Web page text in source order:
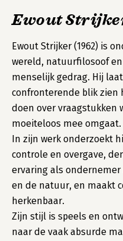
Ewout
Ewout Strijker (1962) is
wereld, natuurfilosoof
menselijk gedrag. Hij
confronterende blik zien
doen over vraagstukken
moeiteloos mee omgaat.
In zijn werk onderzoekt
controle en overgave,
ervaring als
en de natuur, en maakt
herkenbaar.
Zijn stijl is speels en
naar de vaak absurde